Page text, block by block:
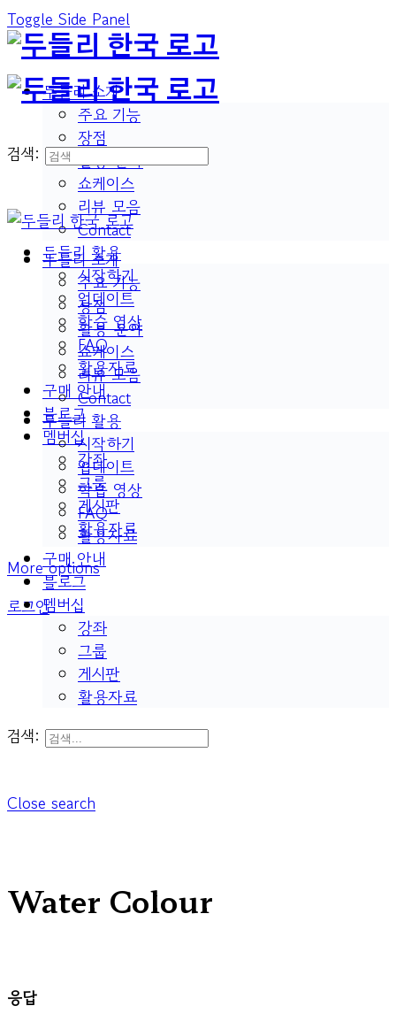
Toggle Side Panel
두들리 소개
주요 기능
장점
활용 분야
쇼케이스
리뷰 모음
Contact
두들리 활용
시작하기
업데이트
학습 영상
FAQ
활용자료
구매 안내
블로그
멤버십
강좌
그룹
게시판
활용자료
More options
로그인
검색:
두들리 소개
주요 기능
장점
활용 분야
쇼케이스
리뷰 모음
Contact
두들리 활용
시작하기
업데이트
학습 영상
FAQ
활용자료
구매 안내
블로그
멤버십
강좌
그룹
게시판
활용자료
검색:
Close search
Water Colour
응답